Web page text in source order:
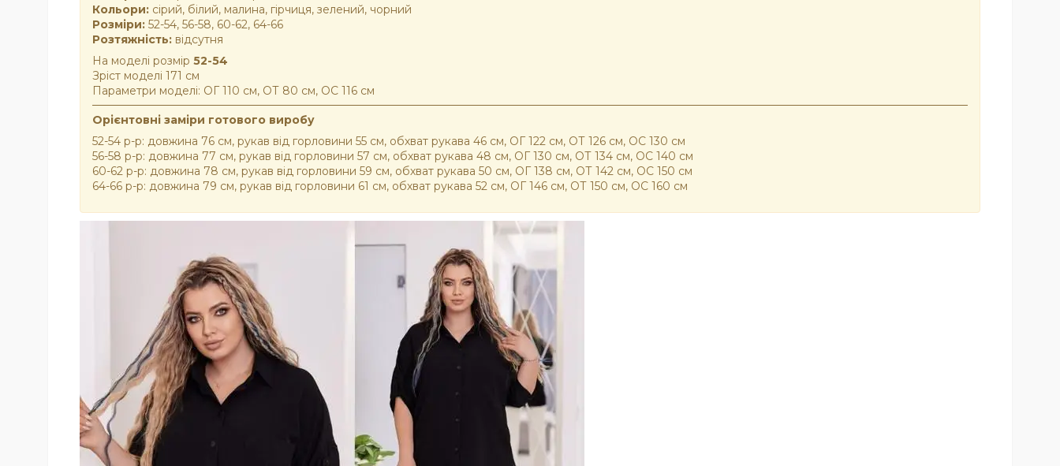
Кольори: сірий, білий, малина, гірчиця, зелений, чорний
Розміри: 52-54, 56-58, 60-62, 64-66
Розтяжність: відсутня
На моделі розмір 52-54
Зріст моделі 171 см
Параметри моделі: ОГ 110 см, ОТ 80 см, ОС 116 см
Орієнтовні заміри готового виробу
52-54 р-р: довжина 76 см, рукав від горловини 55 см, обхват рукава 46 см, ОГ 122 см, ОТ 126 см, ОС 130 см
56-58 р-р: довжина 77 см, рукав від горловини 57 см, обхват рукава 48 см, ОГ 130 см, ОТ 134 см, ОС 140 см
60-62 р-р: довжина 78 см, рукав від горловини 59 см, обхват рукава 50 см, ОГ 138 см, ОТ 142 см, ОС 150 см
64-66 р-р: довжина 79 см, рукав від горловини 61 см, обхват рукава 52 см, ОГ 146 см, ОТ 150 см, ОС 160 см